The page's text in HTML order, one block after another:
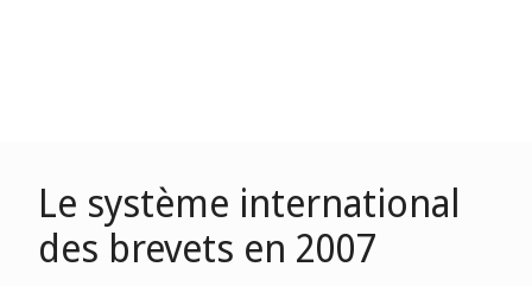
Le système international
des brevets en 2007